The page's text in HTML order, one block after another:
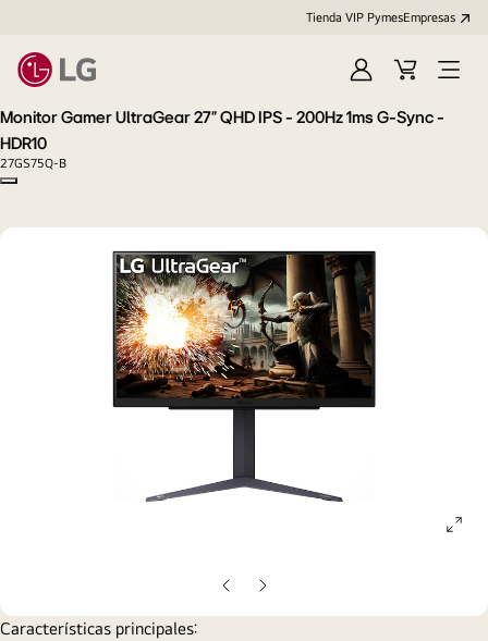
Tienda VIP PymesEmpresas
Iniciar
sesión
Cart
Open
Monitor Gamer UltraGear 27" QHD IPS - 200Hz 1ms G-Sync -
HDR10
27GS75Q-B
Copy model name
Diapositiva
anterior
Siguiente
diapositiva
Características principales: